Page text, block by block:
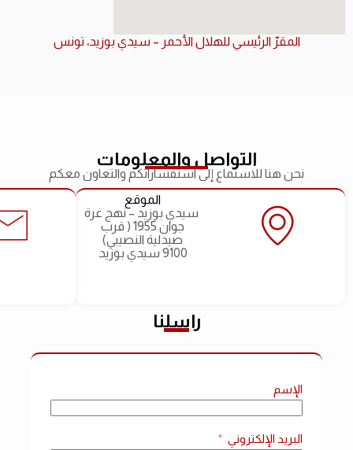
المقرّ الرئيسي للهلال الأحمر – سيدي بوزيد، تونس
التواصل والمعلومات
نحن هنا للاستماع إلى استفساراتكم والتعاون معكم
الموقع
سيدي بوزيد – نهج غرة
جوان 1955 ( قرب
صيدلية النصيبي)
9100 سيدي بوزيد
راسلنا
الإسم
البريد الإلكتروني